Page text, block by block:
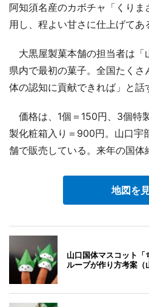
阿知須名産のカボチャ「くり
用し、程よい甘さに仕上げてあ
大黒屋製菓本舗の担当者は「
県内で最初の菓子。全国たく
体の認知に貢献できれば」と話
価格は、1個＝150円、3個特
製化粧箱入り＝900円。山口宇
舗で販売している。来年の国体
地図を
山口国体マスコット
ループが作り方考案（